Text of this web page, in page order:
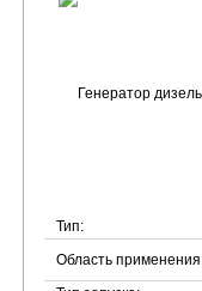
Тип:
Область